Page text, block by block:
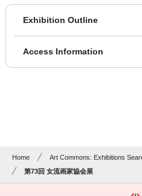
Exhibition Outline
Access Information
Home
Art Commons: Exhibitions
第73回 女流画家協会展